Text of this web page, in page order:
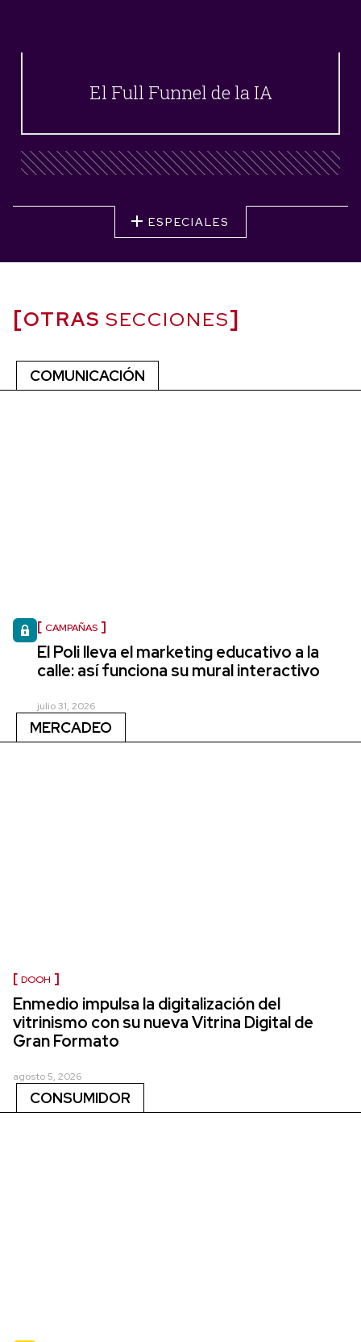
El Full Funnel de la IA
ESPECIALES
OTRAS SECCIONES
COMUNICACIÓN
CAMPAÑAS
El Poli lleva el marketing educativo a la
calle: así funciona su mural interactivo
julio 31, 2026
MERCADEO
DOOH
Enmedio impulsa la digitalización del
vitrinismo con su nueva Vitrina Digital de
Gran Formato
agosto 5, 2026
CONSUMIDOR